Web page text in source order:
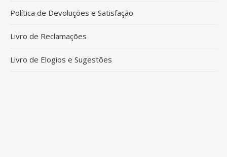
Política de Devoluções e Satisfação
Livro de Reclamações
Livro de Elogios e Sugestões